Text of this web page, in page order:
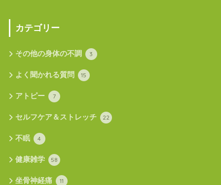
カテゴリー
その他の身体の不調 3
よく聞かれる質問 15
アトピー 7
セルフケア＆ストレッチ 22
不眠 4
健康雑学 58
坐骨神経痛 11